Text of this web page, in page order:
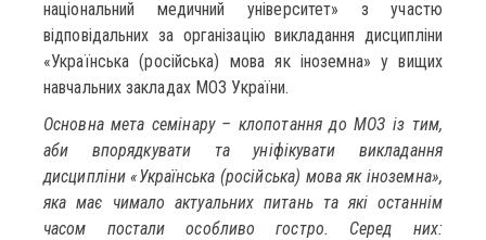
національний медичний університет» з участю
відповідальних за організацію викладання дисципліни
«Українська (російська) мова як іноземна» у вищих
навчальних закладах МОЗ України.
Основна мета семінару – клопотання до МОЗ із тим,
аби впорядкувати та уніфікувати викладання
дисципліни «Українська (російська) мова як іноземна»,
яка має чимало актуальних питань та які останнім
часом постали особливо гостро. Серед них: